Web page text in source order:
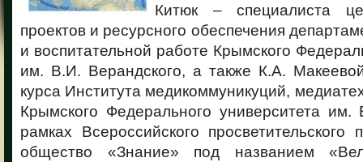
Китюк – специалиста
проектов и ресурсного обеспечения
и воспитательной работе Крымского
им. В.И. Верандского, а также К.А.
курса Института медикоммуникуций,
Крымского Федерального университета
рамках Всероссийского просветительского
общество «Знание» под названием